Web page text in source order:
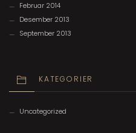
Februar 2014
Desember 2013
September 2013
KATEGORIER
Uncategorized